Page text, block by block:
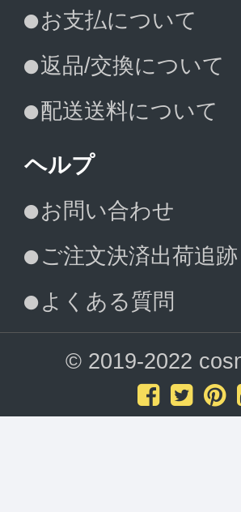
お支払について
返品/交換について
配送送料について
ヘルプ
お問い合わせ
ご注文決済出荷追跡
よくある質問
© 2019-2022